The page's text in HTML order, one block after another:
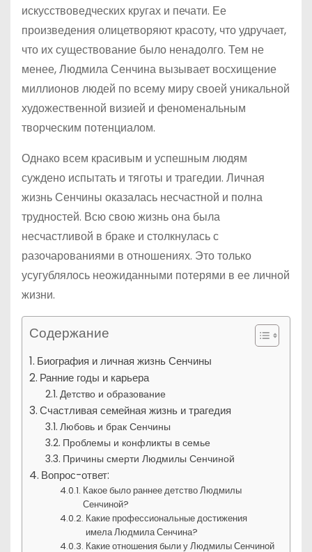
искусствоведческих кругах и печати. Ее
произведения олицетворяют красоту, что удручает,
что их существование было ненадолго. Тем не
менее, Людмила Сенчина вызывает восхищение
миллионов людей по всему миру своей уникальной
художественной визией и феноменальным
творческим потенциалом.
Однако всем красивым и успешным людям
суждено испытать и тяготы и трагедии. Личная
жизнь Сенчины оказалась несчастной и полна
трудностей. Всю свою жизнь она была
несчастливой в браке и столкнулась с
разочарованиями в отношениях. Это только
усугублялось неожиданными потерями в ее личной
жизни.
Содержание
Биография и личная жизнь Сенчины
Ранние годы и карьера
Детство и образование
Счастливая семейная жизнь и трагедия
Любовь и брак Сенчины
Проблемы и конфликты в семье
Причины смерти Людмилы Сенчиной
Вопрос-ответ:
Какое было раннее детство Людмилы
Сенчиной?
Какие профессиональные достижения
имела Людмила Сенчина?
Какие отношения были у Людмилы Сенчиной